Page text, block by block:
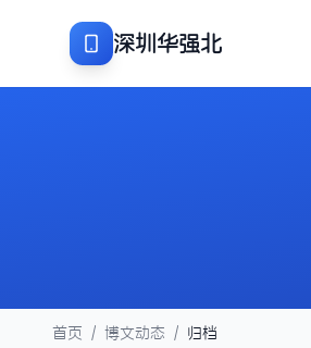
深圳华强北
首页 / 博文动态 / 归档